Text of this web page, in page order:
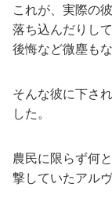
これが、実際の
落ち込んだりし
後悔など微塵も
そんな彼に下さ
した。
農民に限らず何
撃していたアルヴ